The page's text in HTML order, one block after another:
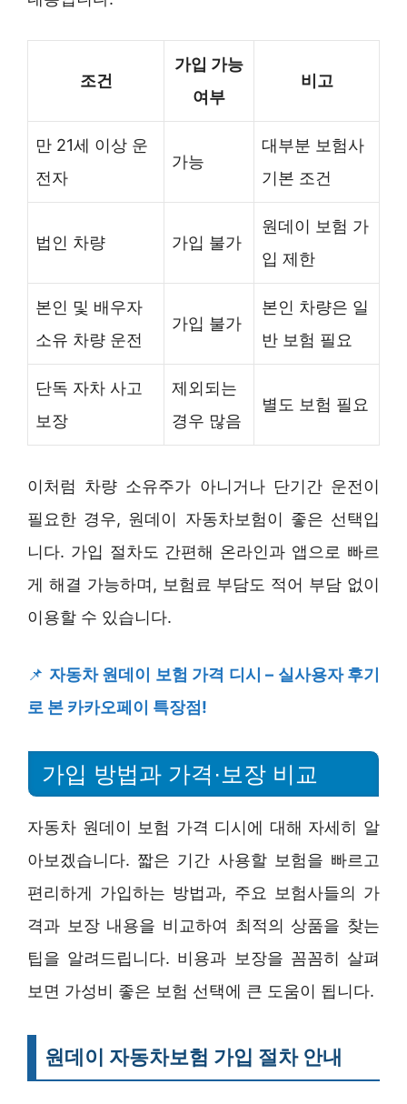
조건
가입 가능
여부
비고
만 21세 이상 운
전자
가능
대부분 보험사
기본 조건
법인 차량 가입 불가
원데이 보험 가
입 제한
본인 및 배우자
소유 차량 운전
가입 불가
본인 차량은 일
반 보험 필요
단독 자차 사고
보장
제외되는
경우 많음
별도 보험 필요
이처럼 차량 소유주가 아니거나 단기간 운전이
필요한 경우, 원데이 자동차보험이 좋은 선택입
니다. 가입 절차도 간편해 온라인과 앱으로 빠르
게 해결 가능하며, 보험료 부담도 적어 부담 없이
이용할 수 있습니다.
📌 자동차 원데이 보험 가격 디시 – 실사용자 후기
로 본 카카오페이 특장점!
가입 방법과 가격·보장 비교
자동차 원데이 보험 가격 디시에 대해 자세히 알
아보겠습니다. 짧은 기간 사용할 보험을 빠르고
편리하게 가입하는 방법과, 주요 보험사들의 가
격과 보장 내용을 비교하여 최적의 상품을 찾는
팁을 알려드립니다. 비용과 보장을 꼼꼼히 살펴
보면 가성비 좋은 보험 선택에 큰 도움이 됩니다.
원데이 자동차보험 가입 절차 안내